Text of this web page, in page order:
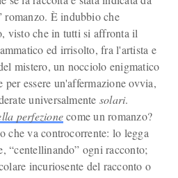
romanzo. È indubbio che
visto che in tutti si affronta il
ed irrisolto, fra l'artista e
mistero, un nocciolo enigmatico
per essere un'affermazione ovvia,
universalmente solari.
perfezionecome un romanzo?
che va controcorrente: lo legga
“centellinando” ogni racconto;
incuriosente del racconto o